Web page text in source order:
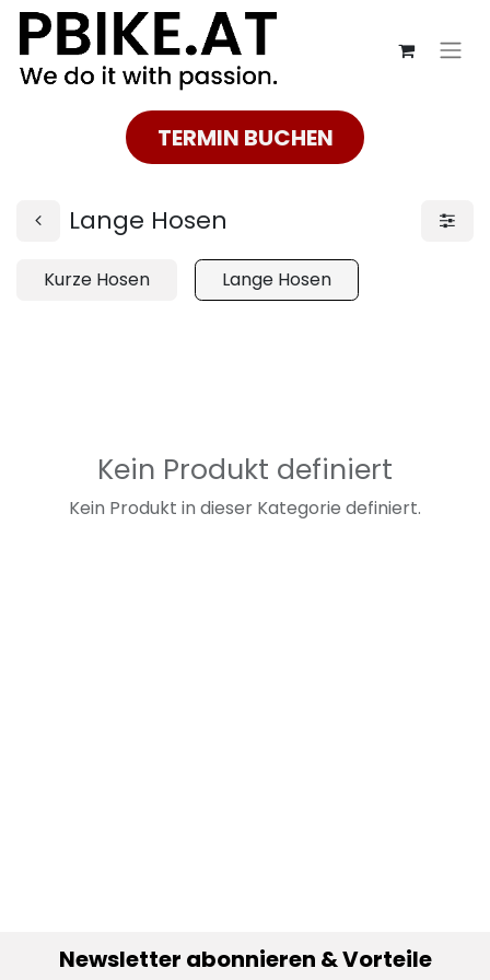
TERMIN BUCHEN
Lange Hosen
Kurze Hosen Lange Hosen
Kein Produkt definiert
Kein Produkt in dieser Kategorie definiert.
Newsletter abonnieren & Vorteile